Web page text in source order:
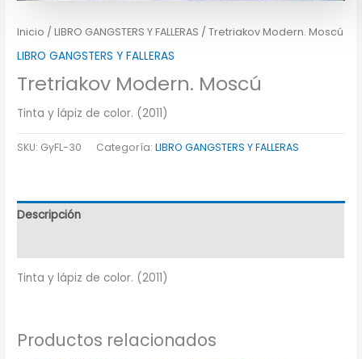
Inicio /LIBRO GANGSTERS Y FALLERAS / Tretriakov Modern. Moscú
LIBRO GANGSTERS Y FALLERAS
Tretriakov Modern. Moscú
Tinta y lápiz de color. (2011)
SKU: GyFL-30 Categoría:LIBRO GANGSTERS Y FALLERAS
Descripción
Tinta y lápiz de color. (2011)
Productos relacionados